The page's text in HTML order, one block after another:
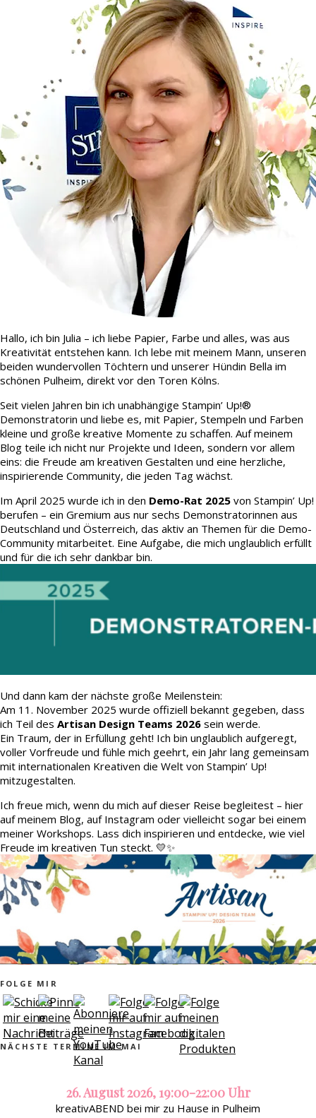
Hallo, ich bin Julia – ich liebe Papier, Farbe und alles, was aus
Kreativität entstehen kann. Ich lebe mit meinem Mann, unseren
beiden wundervollen Töchtern und unserer Hündin Bella im
schönen Pulheim, direkt vor den Toren Kölns.
Seit vielen Jahren bin ich unabhängige Stampin’ Up!®
Demonstratorin und liebe es, mit Papier, Stempeln und Farben
kleine und große kreative Momente zu schaffen. Auf meinem
Blog teile ich nicht nur Projekte und Ideen, sondern vor allem
eins: die Freude am kreativen Gestalten und eine herzliche,
inspirierende Community, die jeden Tag wächst.
Im April 2025 wurde ich in den Demo-Rat 2025 von Stampin’ Up!
berufen – ein Gremium aus nur sechs Demonstratorinnen aus
Deutschland und Österreich, das aktiv an Themen für die Demo-
Community mitarbeitet. Eine Aufgabe, die mich unglaublich erfüllt
und für die ich sehr dankbar bin.
Und dann kam der nächste große Meilenstein:
Am 11. November 2025 wurde offiziell bekannt gegeben, dass
ich Teil des Artisan Design Teams 2026 sein werde.
Ein Traum, der in Erfüllung geht! Ich bin unglaublich aufgeregt,
voller Vorfreude und fühle mich geehrt, ein Jahr lang gemeinsam
mit internationalen Kreativen die Welt von Stampin’ Up!
mitzugestalten.
Ich freue mich, wenn du mich auf dieser Reise begleitest – hier
auf meinem Blog, auf Instagram oder vielleicht sogar bei einem
meiner Workshops. Lass dich inspirieren und entdecke, wie viel
Freude im kreativen Tun steckt. 💛✨
FOLGE MIR
NÄCHSTE TERMINE IM MAI
26. August 2026, 19:00-22:00 Uhr
kreativABEND bei mir zu Hause in Pulheim